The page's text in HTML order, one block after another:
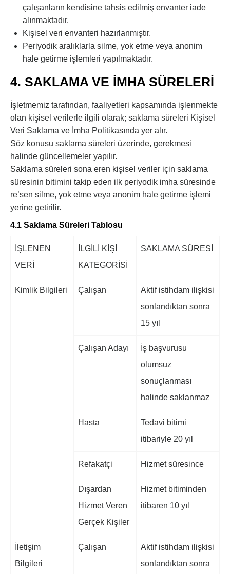
çalışanların kendisine tahsis edilmiş envanter iade
alınmaktadır.
Kişisel veri envanteri hazırlanmıştır.
Periyodik aralıklarla silme, yok etme veya anonim
hale getirme işlemleri yapılmaktadır.
4. SAKLAMA VE İMHA SÜRELERİ
İşletmemiz tarafından, faaliyetleri kapsamında işlenmekte
olan kişisel verilerle ilgili olarak; saklama süreleri Kişisel
Veri Saklama ve İmha Politikasında yer alır.
Söz konusu saklama süreleri üzerinde, gerekmesi
halinde güncellemeler yapılır.
Saklama süreleri sona eren kişisel veriler için saklama
süresinin bitimini takip eden ilk periyodik imha süresinde
re’sen silme, yok etme veya anonim hale getirme işlemi
yerine getirilir.
4.1 Saklama Süreleri Tablosu
İŞLENEN
VERİ
İLGİLİ KİŞİ
KATEGORİSİ
SAKLAMA SÜRESİ
Kimlik Bilgileri Çalışan
Aktif istihdam ilişkisi
sonlandıktan sonra
15 yıl
Çalışan Adayı
İş başvurusu
olumsuz
sonuçlanması
halinde saklanmaz
Hasta
Tedavi bitimi
itibariyle 20 yıl
Refakatçi Hizmet süresince
Dışardan
Hizmet Veren
Gerçek Kişiler
Hizmet bitiminden
itibaren 10 yıl
İletişim
Bilgileri
Çalışan
Aktif istihdam ilişkisi
sonlandıktan sonra